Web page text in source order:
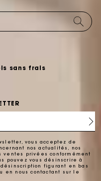
2 à 3 jours ouvrés.
2 à 3 jours ouvrés.
vous acceptez de
nos actualités, nos
privées conformément
pouvez vous désinscrire à
figurant en bas
en nous contactant sur le